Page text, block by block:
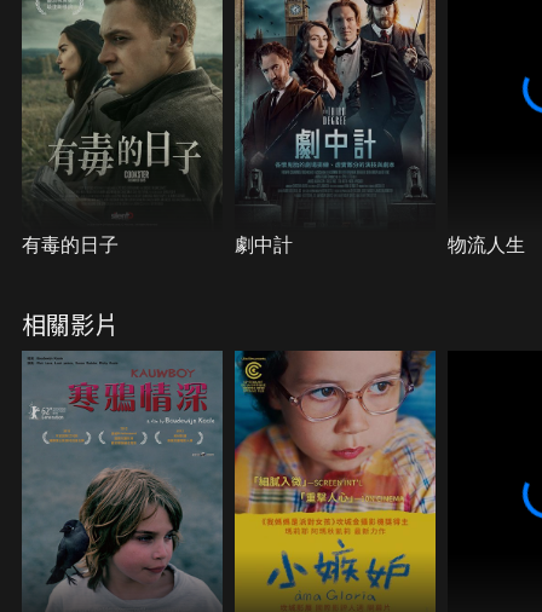
有毒的日子 劇中計 物流人生
相關影片